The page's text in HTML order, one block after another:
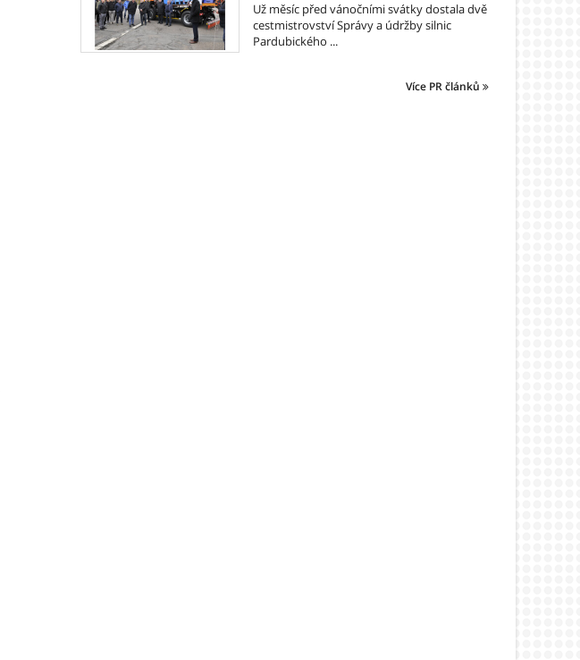
Už měsíc před vánočními svátky dostala dvě
cestmistrovství Správy a údržby silnic
Pardubického ...
Více PR článků